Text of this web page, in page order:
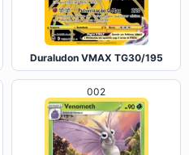
Duraludon VMAX TG30/195
002